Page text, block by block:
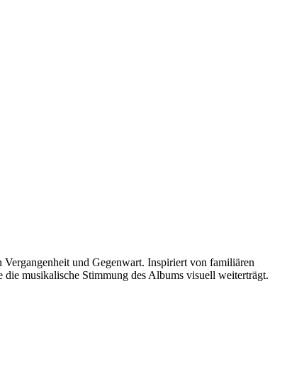
und Gegenwart. Inspiriert von familiären
musikalische Stimmung des Albums visuell weiterträgt.